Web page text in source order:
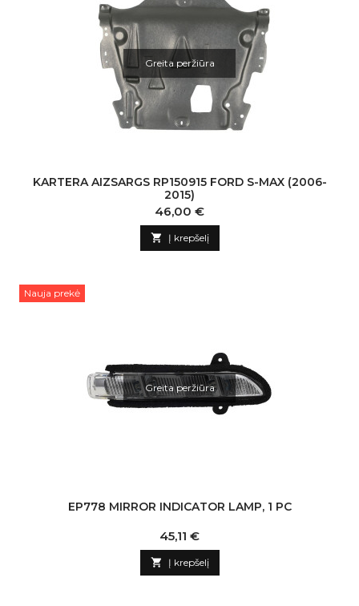
Greita peržiūra
KARTERA AIZSARGS RP150915 FORD S-MAX (2006-
2015)
Kaina
46,00 €
 Į krepšelį
Nauja prekė
Greita peržiūra
EP778 MIRROR INDICATOR LAMP, 1 PC
Kaina
45,11 €
 Į krepšelį